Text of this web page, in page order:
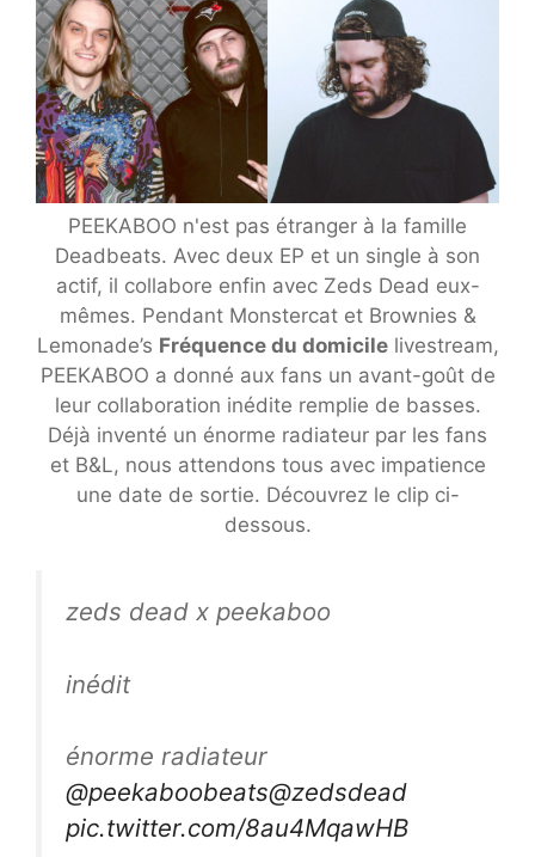
PEEKABOO n'est pas étranger à la famille
Deadbeats. Avec deux EP et un single à son
actif, il collabore enfin avec Zeds Dead eux-
mêmes. Pendant Monstercat et Brownies &
Lemonade’s Fréquence du domicilelivestream,
PEEKABOO a donné aux fans un avant-goût de
leur collaboration inédite remplie de basses.
Déjà inventé un énorme radiateur par les fans
et B&L, nous attendons tous avec impatience
une date de sortie. Découvrez le clip ci-
dessous.
zeds dead x peekaboo
inédit
énorme radiateur
@peekaboobeats@zedsdead
pic.twitter.com/8au4MqawHB